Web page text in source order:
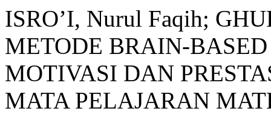
ISRO’I, Nurul Faqih;
METODE BRAIN-
MOTIVASI DAN
MATA PELAJARAN